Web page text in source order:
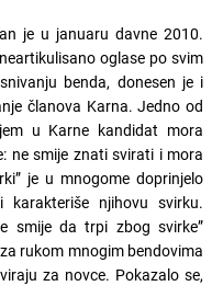
je u januaru davne 2010.
oglase po svim
benda, donesen je i
članova Karna. Jedno od
u Karne kandidat mora
ne smije znati svirati i mora
je u mnogome doprinjelo
karakteriše njihovu svirku.
smije da trpi zbog svirke”
rukom mnogim bendovima
za novce. Pokazalo se,